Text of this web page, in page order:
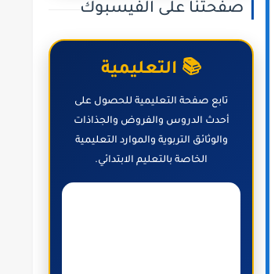
صفحتنا على الفيسبوك
📚 التعليمية
تابع صفحة التعليمية للحصول على
أحدث الدروس والفروض والجذاذات
والوثائق التربوية والموارد التعليمية
الخاصة بالتعليم الابتدائي.